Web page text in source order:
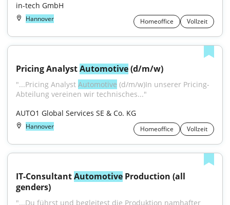
in-tech GmbH
Hannover Homeoffice Vollzeit
Pricing Analyst Automotive (d/m/w)
"...Pricing Analyst Automotive (d/m/w)In unserer Pricing-
Abteilung vereinen wir technisches..."
AUTO1 Global Services SE & Co. KG
Hannover Homeoffice Vollzeit
IT-Consultant Automotive Production (all
genders)